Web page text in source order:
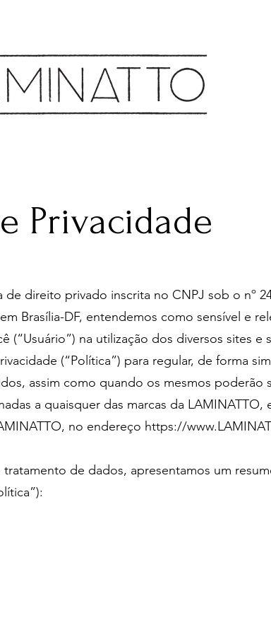
Privacidade
direito privado inscrita no CNPJ sob o nº
Brasília-DF, entendemos como sensível e
na utilização dos diversos sites e
(“Política”) para regular, de forma
assim como quando os mesmos poderão
a quaisquer das marcas da
no endereço https://
de dados, apresentamos um